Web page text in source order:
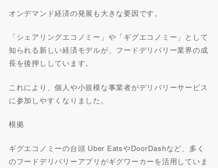
オンデマンド経済の発展も大きな要因です。
「シェアリングエコノミー」や「ギグエコノミー」として
知られる新しい経済モデルが、フードデリバリー業界の成
長を後押ししています。
これにより、個人や小規模な事業者がデリバリーサービス
に参加しやすくなりました。
根拠
ギグエコノミーの台頭 Uber EatsやDoorDashなど、多く
のフードデリバリーアプリがギグワーカーを活用していま